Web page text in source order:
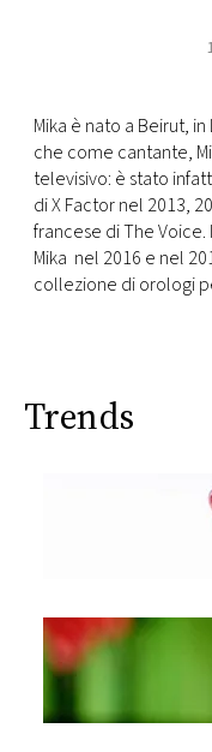
Mika è nato a Beirut,
che come cantante,
televisivo: è stato
di X Factor nel 2013,
francese di The
Mika nel 2016 e nel
collezione di orologi
Trends